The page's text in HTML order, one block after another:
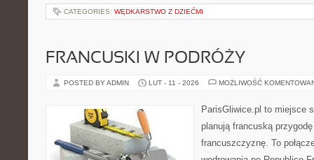
CATEGORIES: WĘDKARSTWO Z DZIEĆMI
FRANCUSKI W PODRÓŻY
POSTED BY ADMIN LUT - 11 - 2026 MOŻLIWOŚĆ
ParisGliwice.pl to miejsce
planują francuską
francuszczyznę. To